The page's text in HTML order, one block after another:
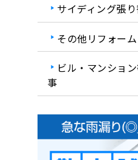
サイディング張
その他リフォーム
ビル・マンショ
事